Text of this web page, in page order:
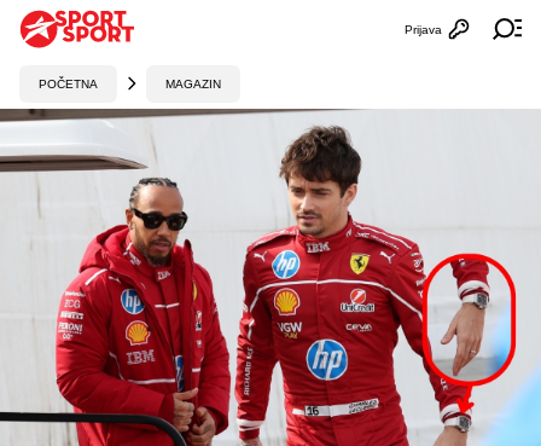
Otvori
Prijava
POČETNA MAGAZIN